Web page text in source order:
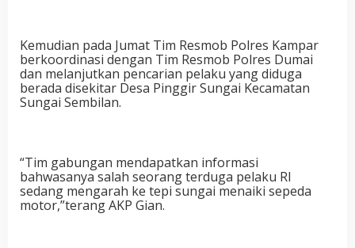
Kemudian pada Jumat Tim Resmob Polres Kampar
berkoordinasi dengan Tim Resmob Polres Dumai
dan melanjutkan pencarian pelaku yang diduga
berada disekitar Desa Pinggir Sungai Kecamatan
Sungai Sembilan.
“Tim gabungan mendapatkan informasi
bahwasanya salah seorang terduga pelaku RI
sedang mengarah ke tepi sungai menaiki sepeda
motor,”terang AKP Gian.